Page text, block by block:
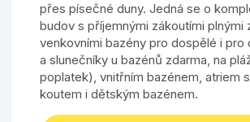
přes písečné duny. Jedná se o
budov s příjemnými zákoutími plnými
venkovními bazény pro dospělé i pro
a slunečníky u bazénů zdarma, na
poplatek), vnitřním bazénem, atriem
koutem i dětským bazénem.